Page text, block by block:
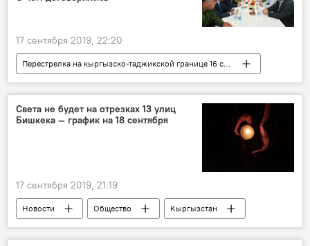
17 сентября 2019, 22:20
Перестрелка на кыргызско-таджикской границе 16 сентября
Новости
Общество
Кыргызстан
Политика
Таджикистан
Мухаммедкалый Абылгазиев
Света не будет на отрезках 13 улиц
Бишкека — график на 18 сентября
17 сентября 2019, 21:19
Новости Общество
Кыргызстан
Бишкек
ОАО "Северэлектро"